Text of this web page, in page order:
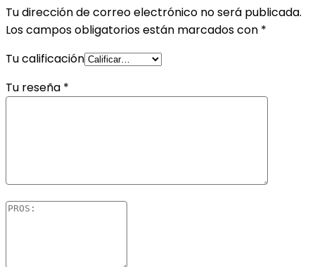
Tu dirección de correo electrónico no será publicada.
Los campos obligatorios están marcados con *
Tu calificación
Tu reseña *